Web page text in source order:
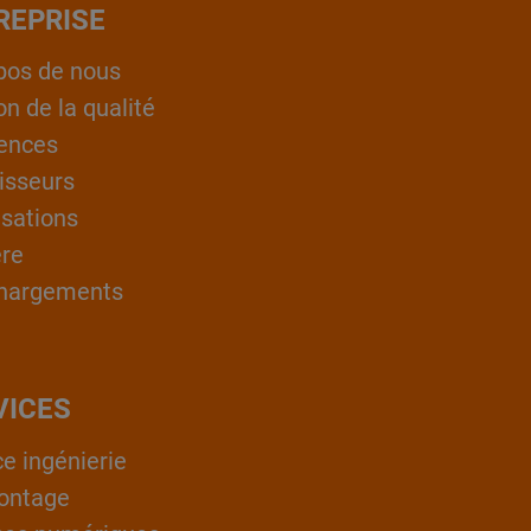
de nous
de la qualité
ingénierie